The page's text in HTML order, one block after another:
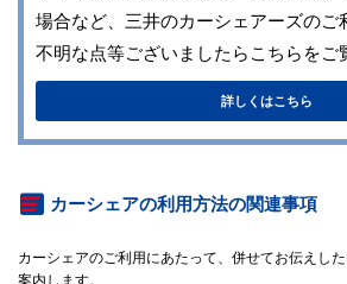
場合など、三井のカーシェアーズのご
不明な点等ございましたらこちらをご
詳しくはこちら
カーシェアの利用方法の関連事項
カーシェアのご利用にあたって、併せてお伝えし
案内します。